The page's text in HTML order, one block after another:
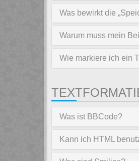
Was bewirkt die
Warum muss mein
Wie markiere ich ein
Was ist BBCode?
Kann ich HTML